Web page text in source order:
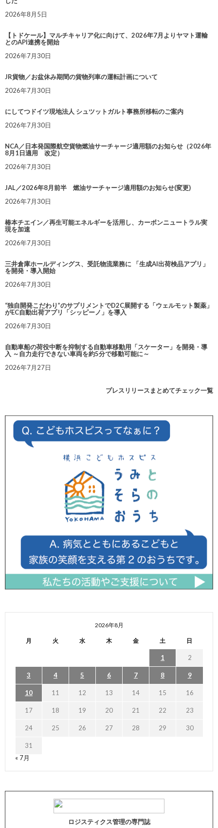
2026年8月5日
【トドケール】マルチキャリア化に向けて、2026年7月よりヤマト運輸
とのAPI連携を開始
2026年7月30日
JR貨物／お盆休み期間の貨物列車の運転計画について
2026年7月30日
にしてつドイツ現地法人 シュツットガルト事務所移転のご案内
2026年7月30日
NCA／日本発国際航空貨物燃油サーチャージ適用額のお知らせ（2026年
8月1日適用 改定）
2026年7月30日
JAL／2026年8月前半 燃油サーチャージ適用額のお知らせ(変更)
2026年7月30日
椿本チエイン／再生可能エネルギーを活用し、カーボンニュートラル実
現を加速
2026年7月30日
三井倉庫ホールディングス、受託物流業務に 「生成AI出荷検品アプリ」
を開発・導入開始
2026年7月30日
“独自開発こだわり”のサプリメントでD2C展開する「ウェルモット製薬」
がEC自動出荷アプリ「シッピーノ」を導入
2026年7月30日
自動車船の荷役中断を抑制する自動車移動用「スケーター」を開発・導
入 ～自力走行できない車両を約5分で移動可能に～
2026年7月27日
プレスリリースまとめてチェック一覧
2026年8月
月 火 水 木 金 土 日
1 2
3 4 5 6 7 8 9
10 11 12 13 14 15 16
17 18 19 20 21 22 23
24 25 26 27 28 29 30
31
« 7月
ロジスティクス管理の専門誌